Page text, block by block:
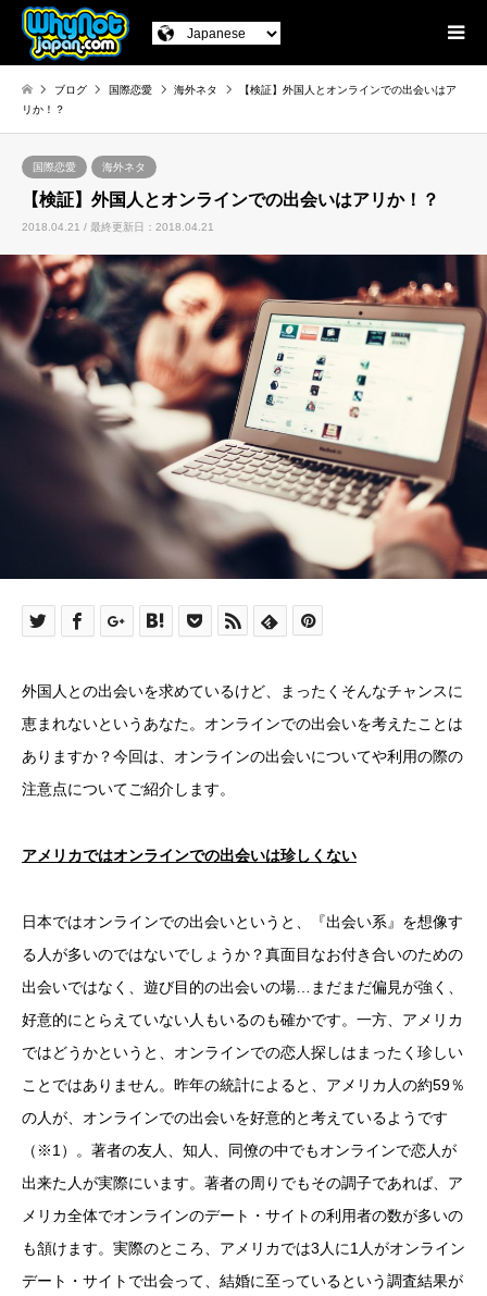
ブログ 国際恋愛 海外ネタ
【検証】外国人とオンラインでの出会いはア
リか！？
国際恋愛 海外ネタ
【検証】外国人とオンラインでの出会いはアリか！？
2018.04.21 / 最終更新日：2018.04.21
外国人との出会いを求めているけど、まったくそんなチャンスに
恵まれないというあなた。オンラインでの出会いを考えたことは
ありますか？今回は、オンラインの出会いについてや利用の際の
注意点についてご紹介します。
アメリカではオンラインでの出会いは珍しくない
日本ではオンラインでの出会いというと、『出会い系』を想像す
る人が多いのではないでしょうか？真面目なお付き合いのための
出会いではなく、遊び目的の出会いの場…まだまだ偏見が強く、
好意的にとらえていない人もいるのも確かです。一方、アメリカ
ではどうかというと、オンラインでの恋人探しはまったく珍しい
ことではありません。昨年の統計によると、アメリカ人の約59％
の人が、オンラインでの出会いを好意的と考えているようです
（※1）。著者の友人、知人、同僚の中でもオンラインで恋人が
出来た人が実際にいます。著者の周りでもその調子であれば、ア
メリカ全体でオンラインのデート・サイトの利用者の数が多いの
も頷けます。実際のところ、アメリカでは3人に1人がオンライン
デート・サイトで出会って、結婚に至っているという調査結果が